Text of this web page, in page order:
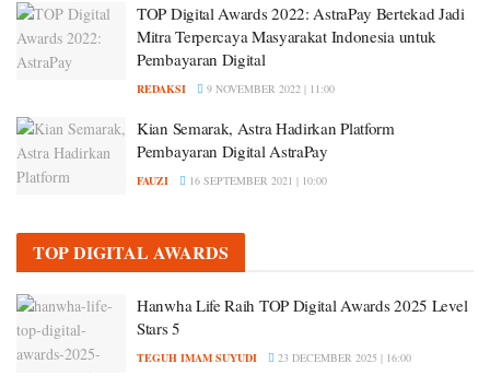
TOP Digital Awards 2022: AstraPay Bertekad Jadi
Mitra Terpercaya Masyarakat Indonesia untuk
Pembayaran Digital
REDAKSI 9 NOVEMBER 2022 | 11:00
Kian Semarak, Astra Hadirkan Platform
Pembayaran Digital AstraPay
FAUZI 16 SEPTEMBER 2021 | 10:00
TOP DIGITAL AWARDS
Hanwha Life Raih TOP Digital Awards 2025 Level
Stars 5
TEGUH IMAM SUYUDI 23 DECEMBER 2025 | 16:00